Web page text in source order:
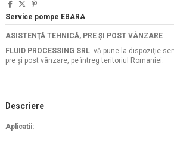
Service pompe EBARA
ASISTENŢĂ TEHNICĂ, PRE ŞI POST VÂNZARE
FLUID PROCESSING SRL vă pune la dispoziţie
pre şi post vânzare, pe întreg teritoriul Romaniei.
Descriere
Aplicatii: